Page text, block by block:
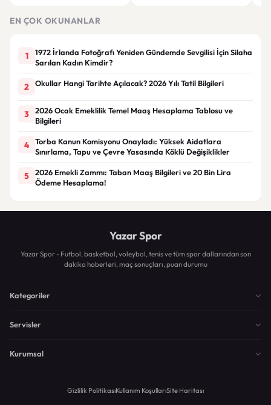
EN ÇOK OKUNANLAR
1
1972 İrlanda Fotoğrafı Yeniden Gündemde Sevgilisi İçin Silaha
Sarılan Kadın Kimdir?
2 Okullar Hangi Tarihte Açılacak? 2026 Yılı Tatil Bilgileri
3
2026 Ocak Emeklilik Temel Maaş Hesaplama Tablosu ve
Bilgileri
4
Torba Kanun Komisyonu Onayladı: Yüksek Aidatlara
Sınırlama, Tapu ve Çevre Yasasında Köklü Değişiklikler
5
2026 Emekli Zammı: Taban Maaş Bilgileri ve 20 Bin Lira
Ödeme Hesaplama!
Yazar Spor
Yazar Spor - Futbol, basketbol, voleybol, tenis ve tüm spor dallarından son
dakika haberleri, maç sonuçları, puan durumu
Kategoriler
Servisler
Kurumsal
Gizlilik PolitikasıKullanım KoşullarıSite Haritası